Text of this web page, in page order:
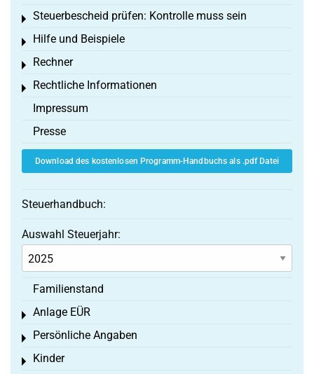
Steuerbescheid prüfen: Kontrolle muss sein
Toggle menu
Hilfe und Beispiele
Toggle menu
Rechner
Toggle menu
Rechtliche Informationen
Toggle menu
Impressum
Presse
Download des kostenlosen Programm-Handbuchs als .pdf Datei
Steuerhandbuch:
Auswahl Steuerjahr:
Familienstand
Anlage EÜR
Toggle menu
Persönliche Angaben
Toggle menu
Kinder
Toggle menu